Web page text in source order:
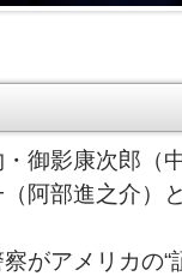
御影康次郎（
（阿部進之介）
がアメリカの“